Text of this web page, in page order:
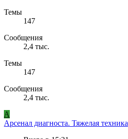
Темы
147
Сообщения
2,4 тыс.
Темы
147
Сообщения
2,4 тыс.
A
Арсенал диагноста. Тяжелая техника